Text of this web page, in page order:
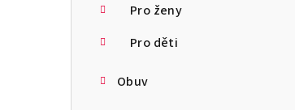
Pro ženy
Pro děti
Obuv